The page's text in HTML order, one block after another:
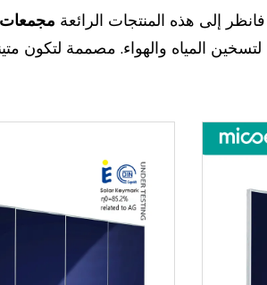
فانظر إلى هذه المنتجات الرائعة مجمعات
الطاقة لتسخين المياه والهواء.